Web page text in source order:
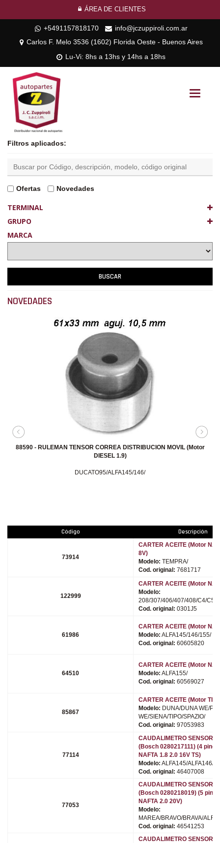
ÁREA DE CLIENTES
+5491157818170
info@jczuppiroli.com.ar
Carlos F. Melo 3536 (1602) Florida Oeste - Buenos Aires
Lu-Vi: 8hs a 13hs y 14hs a 18hs
Toggle
Filtros aplicados:
Ofertas Novedades
TERMINAL
GRUPO
MARCA
NOVEDADES
88590 - RULEMAN TENSOR CORREA DISTRIBUCION MOVIL (Motor
DIESEL 1.9)
DUCATO95/ALFA145/146/
Código Descripción
73914
CARTER ACEITE (Motor
8V)
Modelo: TEMPRA/
Cod. original: 7681717
122999
CARTER ACEITE (Motor
Modelo:
208/307/406/407/408/C4/C5/
Cod. original: 0301J5
61986
CARTER ACEITE (Motor
Modelo: ALFA145/146/155/
Cod. original: 60605820
64510
CARTER ACEITE (Motor
Modelo: ALFA155/
Cod. original: 60569027
85867
CARTER ACEITE (Motor
Modelo: DUNA/DUNA WE/
WE/SIENA/TIPO/SPAZIO/
Cod. original: 97053983
77114
CAUDALIMETRO SENSOR
(Bosch 0280217111) (4
NAFTA 1.8 2.0 16V TS)
Modelo: ALFA145/ALFA146/
Cod. original: 46407008
77053
CAUDALIMETRO SENSOR
(Bosch 0280218019) (5
NAFTA 2.0 20V)
Modelo:
MAREA/BRAVO/BRAVA/
Cod. original: 46541253
CAUDALIMETRO SENSOR